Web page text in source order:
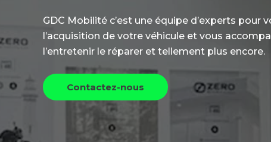
GDC Mobilité c’est une équipe d’experts pour
l’acquisition de votre véhicule et vous
l’entretenir le réparer et tellement plus encore.
Contactez-nous